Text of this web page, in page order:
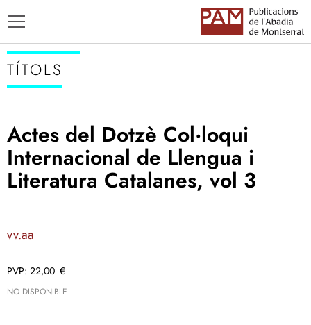
TÍTOLS
AUTORS
ENSENYAMENT CATALÀ
TÍTOLS
Actes del Dotzè Col·loqui
Internacional de Llengua i
Literatura Catalanes, vol 3
vv.aa
22,00 €
NO DISPONIBLE